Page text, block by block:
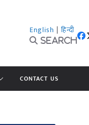
English | हिन्दी
Search
CONTACT US